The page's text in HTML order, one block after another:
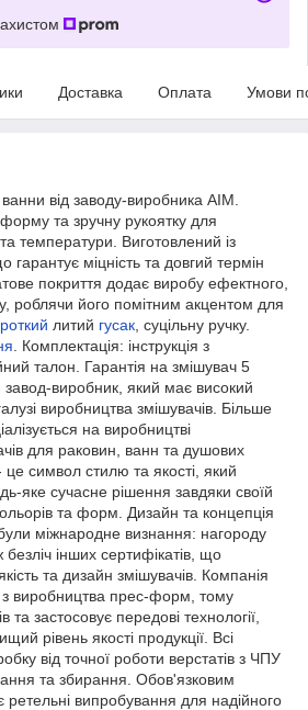
Доставка Оплата Умови
від заводу-виробника AIM.
та зручну рукоятку для
температури. Виготовлений із
гарантує міцність та довгий термін
покриття додає виробу ефектного,
роблячи його помітним акцентом для
литий гусак , суцільну ручку.
. Комплектація: інструкція з
талон. Гарантія на змішувач 5
завод-виробник, який має високий
виробництва змішувачів. Більше
на виробництві
для раковин, ванн та душових
це символ стилю та якості, який
яке сучасне рішення завдяки своїй
та форм. Дизайн та концепція
міжнародне визнання: нагороду
інших сертифікатів, що
та дизайн змішувачів. Компанія
з виробництва прес-форм, тому
та застосовує передові технології,
рівень якості продукції. Всі
від точної роботи верстатів з ЧПУ
та збирання. Обов'язковим
ретельні випробування для надійного